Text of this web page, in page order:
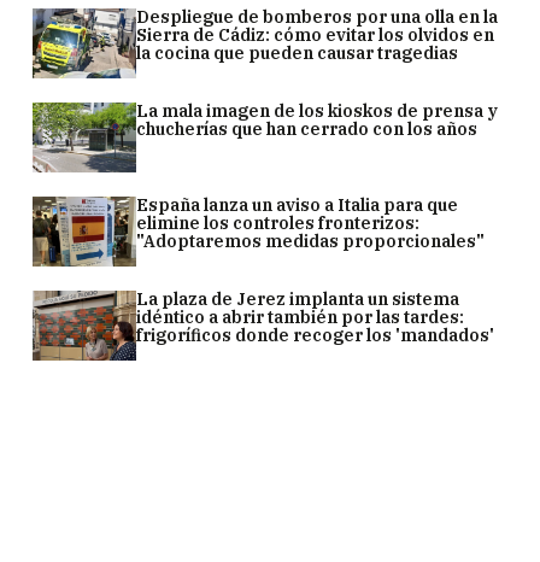
Despliegue de bomberos por una olla en la
Sierra de Cádiz: cómo evitar los olvidos en
la cocina que pueden causar tragedias
La mala imagen de los kioskos de prensa y
chucherías que han cerrado con los años
España lanza un aviso a Italia para que
elimine los controles fronterizos:
"Adoptaremos medidas proporcionales"
La plaza de Jerez implanta un sistema
idéntico a abrir también por las tardes:
frigoríficos donde recoger los 'mandados'